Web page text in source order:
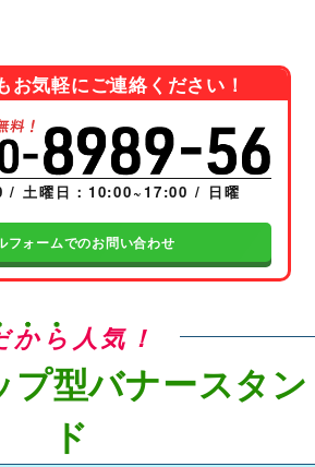
お気軽にご連絡ください！
フォームでのお問い合わせ
/ 土曜日：10:00~17:00 / 日曜
から 人気！
プ型バナースタン
ド